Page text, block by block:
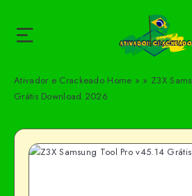
Ativador e Crackeado Home » » Z3X
Grátis Download 2026